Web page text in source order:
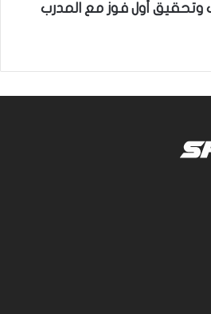
وتحقيق أول فوز مع المدرب